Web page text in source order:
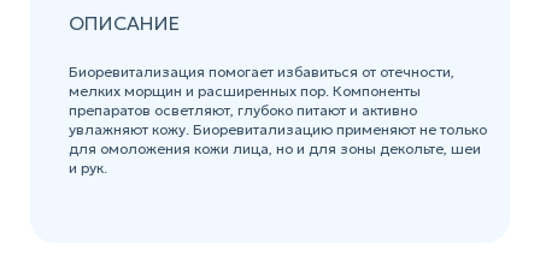
ОПИСАНИЕ
Биоревитализация помогает избавиться от отечности,
мелких морщин и расширенных пор. Компоненты
препаратов осветляют, глубоко питают и активно
увлажняют кожу. Биоревитализацию применяют не только
для омоложения кожи лица, но и для зоны декольте, шеи
и рук.